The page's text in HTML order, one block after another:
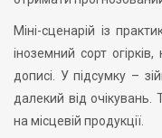
Міні-сценарій із
іноземний сорт
дописі. У підсумку –
далекий від
на місцевій продукції.